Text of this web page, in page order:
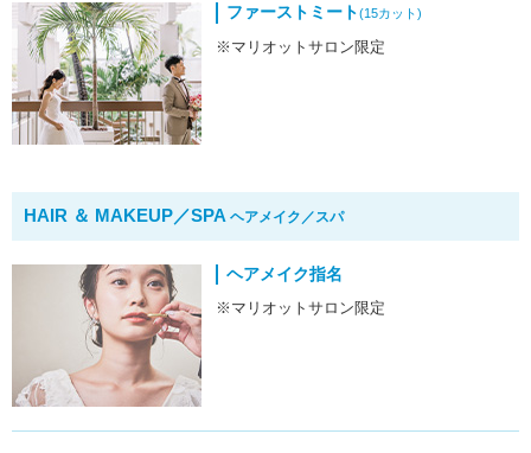
ファーストミート(15カット)
※マリオットサロン限定
HAIR ＆ MAKEUP／SPA ヘアメイク／スパ
ヘアメイク指名
※マリオットサロン限定